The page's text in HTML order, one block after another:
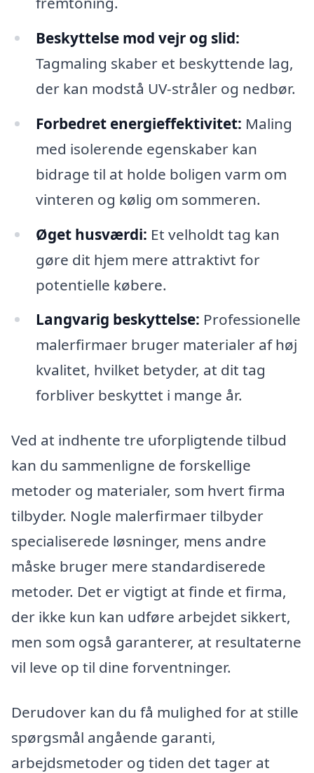
Beskyttelse mod vejr og slid:
Tagmaling skaber et beskyttende lag,
der kan modstå UV-stråler og nedbør.
Forbedret energieffektivitet: Maling
med isolerende egenskaber kan
bidrage til at holde boligen varm om
vinteren og kølig om sommeren.
Øget husværdi: Et velholdt tag kan
gøre dit hjem mere attraktivt for
potentielle købere.
Langvarig beskyttelse: Professionelle
malerfirmaer bruger materialer af høj
kvalitet, hvilket betyder, at dit tag
forbliver beskyttet i mange år.
Ved at indhente tre uforpligtende tilbud
kan du sammenligne de forskellige
metoder og materialer, som hvert firma
tilbyder. Nogle malerfirmaer tilbyder
specialiserede løsninger, mens andre
måske bruger mere standardiserede
metoder. Det er vigtigt at finde et firma,
der ikke kun kan udføre arbejdet sikkert,
men som også garanterer, at resultaterne
vil leve op til dine forventninger.
Derudover kan du få mulighed for at stille
spørgsmål angående garanti,
arbejdsmetoder og tiden det tager at